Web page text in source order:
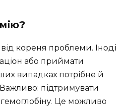
кореня проблеми. Іноді
або приймати
випадках потрібне й
підтримувати
Це можливо